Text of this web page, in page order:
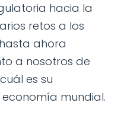
hacia la
retos a los
ahora
a nosotros de
es su
mundial.